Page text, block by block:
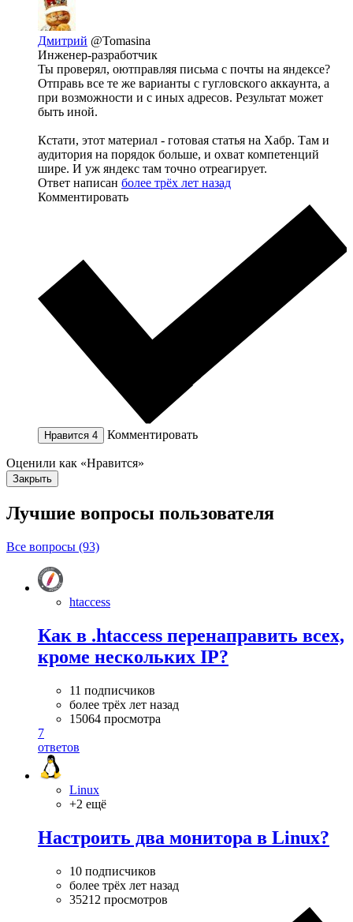
Дмитрий @Tomasina
Инженер-разработчик
Ты проверял, оютправляя письма с почты на яндексе?
Отправь все те же варианты с гугловского аккаунта, а
при возможности и с иных адресов. Результат может
быть иной.
Кстати, этот материал - готовая статья на Хабр. Там и
аудитория на порядок больше, и охват компетенций
шире. И уж яндекс там точно отреагирует.
Ответ написан более трёх лет назад
Комментировать
Нравится 4 Комментировать
Оценили как «Нравится»
Закрыть
Лучшие вопросы пользователя
Все вопросы (93)
htaccess
Как в .htaccess перенаправить всех,
кроме нескольких IP?
11 подписчиков
более трёх лет назад
15064 просмотра
7
ответов
Linux
+2 ещё
Hастроить два монитора в Linux?
10 подписчиков
более трёх лет назад
35212 просмотров